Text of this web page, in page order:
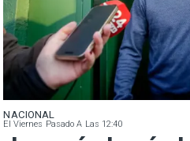
NACIONAL
El Viernes Pasado A Las 12:40